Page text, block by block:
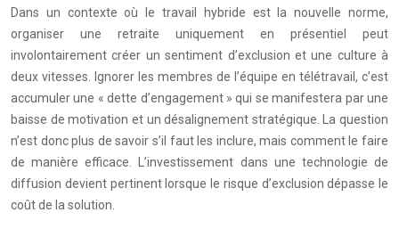
Dans un contexte où le travail hybride est la nouvelle norme,
organiser une retraite uniquement en présentiel peut
involontairement créer un sentiment d’exclusion et une culture à
deux vitesses. Ignorer les membres de l’équipe en télétravail, c’est
accumuler une « dette d’engagement » qui se manifestera par une
baisse de motivation et un désalignement stratégique. La question
n’est donc plus de savoir s’il faut les inclure, mais comment le faire
de manière efficace. L’investissement dans une technologie de
diffusion devient pertinent lorsque le risque d’exclusion dépasse le
coût de la solution.